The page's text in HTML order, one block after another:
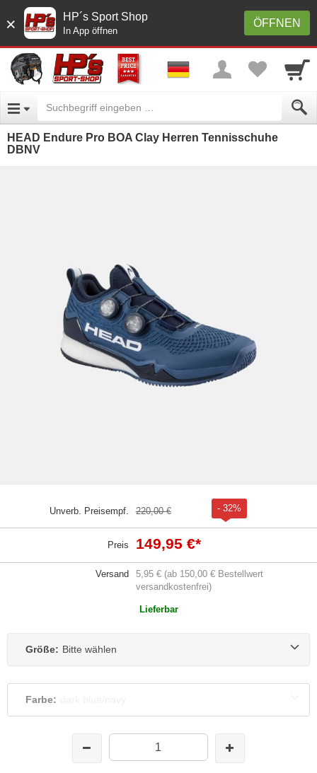
× ÖFFNEN
HP´s Sport Shop
In App öffnen
HEAD Endure Pro BOA Clay Herren Tennisschuhe
DBNV
Unverb. Preisempf. 220,00 € - 32%
Preis 149,95 €*
Versand
5,95 € (ab 150,00 € Bestellwert
versandkostenfrei)
Lieferbar
Größe: Bitte wählen
Farbe: